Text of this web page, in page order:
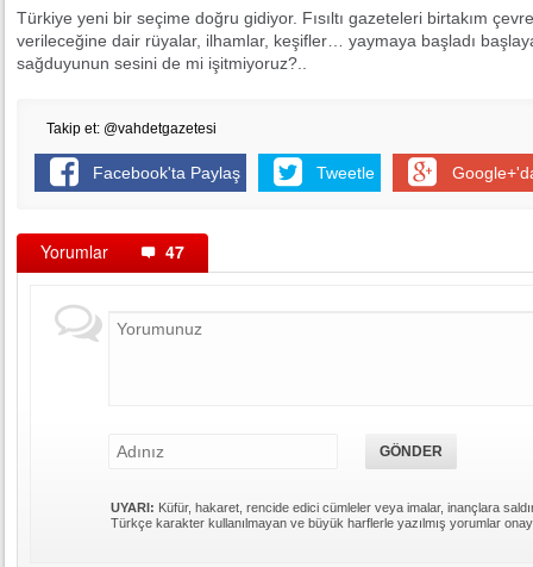
Türkiye yeni bir seçime doğru gidiyor. Fısıltı gazeteleri birtakım
verileceğine dair rüyalar, ilhamlar, keşifler… yaymaya başladı
sağduyunun sesini de mi işitmiyoruz?..
Takip et: @vahdetgazetesi
Facebook'ta Paylaş Tweetle
Yorumlar 47
UYARI: Küfür, hakaret, rencide edici cümleler veya imalar, inançlara
Türkçe karakter kullanılmayan ve büyük harflerle yazılmış yorumlar